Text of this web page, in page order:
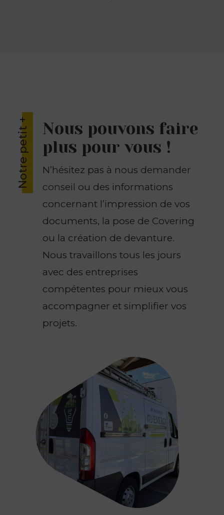
Notre petit +
Nous pouvons faire
plus pour vous !
N’hésitez pas à nous demander
conseil ou des informations
concernant l’impression de vos
documents, la pose de Covering
ou la création de devanture.
Nous travaillons tous les jours
avec des entreprises
compétentes pour mieux vous
accompagner et simplifier vos
projets.